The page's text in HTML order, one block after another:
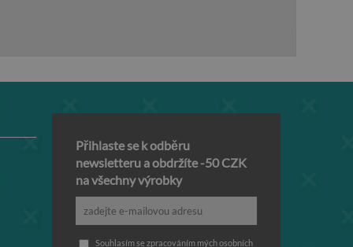
Přihlaste se k odběru
newsletteru a obdržíte -50 CZK
na všechny výrobky
Souhlasím se zpracováním mých osobních